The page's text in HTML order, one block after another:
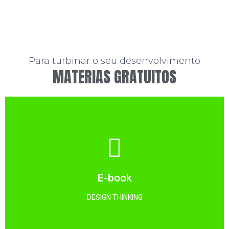
Para turbinar o seu desenvolvimento
MATERIAS GRATUITOS
E-book
DESIGN THINKING
DOWNLOAD GRATUITO
Uma série de exemplos e ferramentas sobre DT.